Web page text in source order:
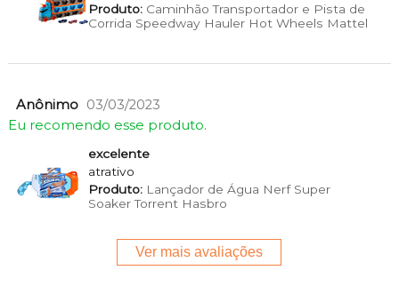
Produto:Caminhão Transportador e Pista de
Corrida Speedway Hauler Hot Wheels Mattel
Anônimo 03/03/2023
Eu recomendo esse produto.
excelente
atrativo
Produto:Lançador de Água Nerf Super
Soaker Torrent Hasbro
Ver mais avaliações